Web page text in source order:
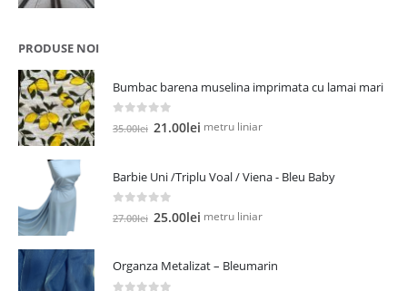
PRODUSE NOI
Bumbac barena muselina imprimata cu lamai mari
out of 5
35.00lei Prețul
fost:
35.00lei.
21.00lei Prețul
21.00lei.
metru liniar
Barbie Uni /Triplu Voal / Viena - Bleu Baby
out of 5
27.00lei Prețul
fost:
25.00lei Prețul
25.00lei.
metru liniar
Organza Metalizat – Bleumarin